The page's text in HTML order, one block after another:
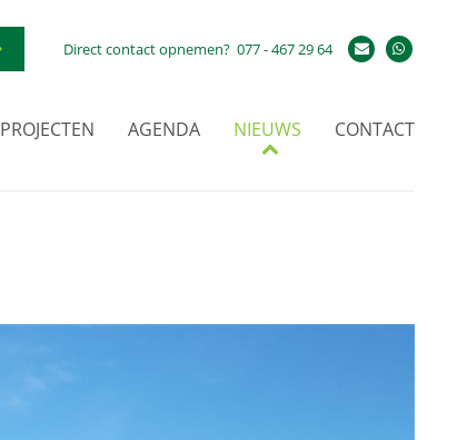
Direct contact opnemen? 077 - 467 29 64
PROJECTEN AGENDA NIEUWS CONTACT